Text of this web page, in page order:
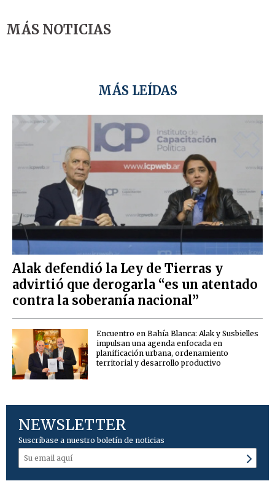
MÁS NOTICIAS
MÁS LEÍDAS
Alak defendió la Ley de Tierras y
advirtió que derogarla “es un atentado
contra la soberanía nacional”
Encuentro en Bahía Blanca: Alak y Susbielles
impulsan una agenda enfocada en
planificación urbana, ordenamiento
territorial y desarrollo productivo
NEWSLETTER
Suscríbase a nuestro boletín de noticias